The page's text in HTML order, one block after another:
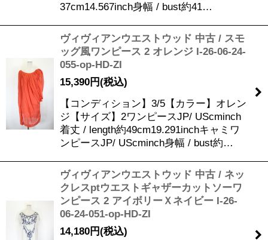
37cm14.567inch身幅 / bust約41…
ヴィヴィアンウエストウッド 中古 / スモ
ッグ風ワンピース 2 オレンジ I-26-06-24-
055-op-HD-ZI
15,390円(税込)
【コンディション】3/5【カラー】オレン
ジ【サイズ】2ワンピースJP/ UScminch
着丈 / length約49cm19.291inchキャミワ
ンピースJP/ UScminch身幅 / bust約…
ヴィヴィアンウエストウッド 中古 / ネッ
クレスptウエストギャザーカットソーワ
ンピース 2 アイボリーＸネイビー I-26-
06-24-051-op-HD-ZI
14,180円(税込)